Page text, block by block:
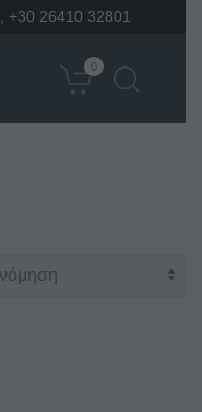
+30 26410 32801
0